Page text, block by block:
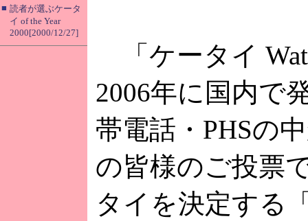
■ 読者が選ぶケータ
イ of the Year
2000[2000/12/27]
「ケータイ
2006年に国内で
帯電話・PHSの
の皆様のご投票
タイを決定する